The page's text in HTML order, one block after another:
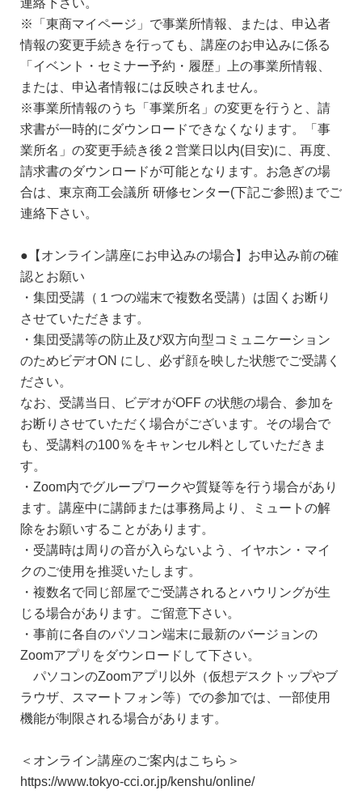
連絡下さい。
※「東商マイページ」で事業所情報、または、申込者
情報の変更手続きを行っても、講座のお申込みに係る
「イベント・セミナー予約・履歴」上の事業所情報、
または、申込者情報には反映されません。
※事業所情報のうち「事業所名」の変更を行うと、請
求書が一時的にダウンロードできなくなります。「事
業所名」の変更手続き後２営業日以内(目安)に、再度、
請求書のダウンロードが可能となります。お急ぎの場
合は、東京商工会議所 研修センター(下記ご参照)までご
連絡下さい。
●【オンライン講座にお申込みの場合】お申込み前の確
認とお願い
・集団受講（１つの端末で複数名受講）は固くお断り
させていただきます。
・集団受講等の防止及び双方向型コミュニケーション
のためビデオON にし、必ず顔を映した状態でご受講く
ださい。
なお、受講当日、ビデオがOFF の状態の場合、参加を
お断りさせていただく場合がございます。その場合で
も、受講料の100％をキャンセル料としていただきま
す。
・Zoom内でグループワークや質疑等を行う場合があり
ます。講座中に講師または事務局より、ミュートの解
除をお願いすることがあります。
・受講時は周りの音が入らないよう、イヤホン・マイ
クのご使用を推奨いたします。
・複数名で同じ部屋でご受講されるとハウリングが生
じる場合があります。ご留意下さい。
・事前に各自のパソコン端末に最新のバージョンの
Zoomアプリをダウンロードして下さい。
パソコンのZoomアプリ以外（仮想デスクトップやブ
ラウザ、スマートフォン等）での参加では、一部使用
機能が制限される場合があります。
＜オンライン講座のご案内はこちら＞
https://www.tokyo-cci.or.jp/kenshu/online/